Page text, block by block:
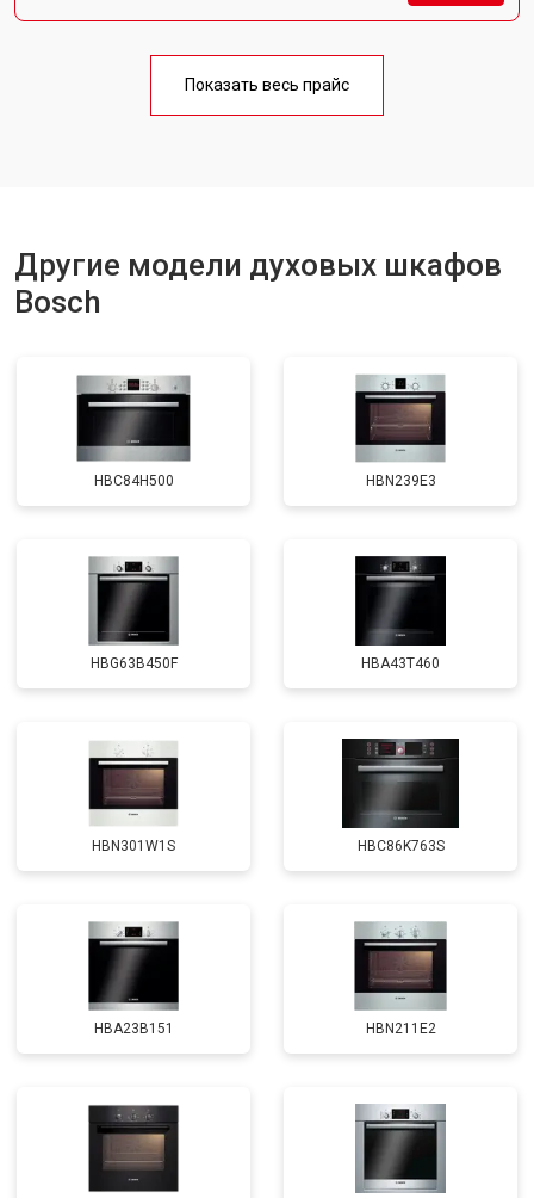
Показать весь прайс
Другие модели духовых шкафов
Bosch
HBC84H500 HBN239E3
HBG63B450F HBA43T460
HBN301W1S HBC86K763S
HBA23B151 HBN211E2